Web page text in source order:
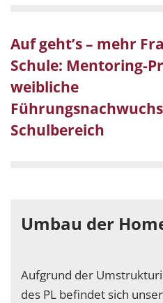
Auf geht’s – mehr
Schule: Mentoring-
weibliche
Schulbereich
Umbau der
Aufgrund der
des PL befindet sich